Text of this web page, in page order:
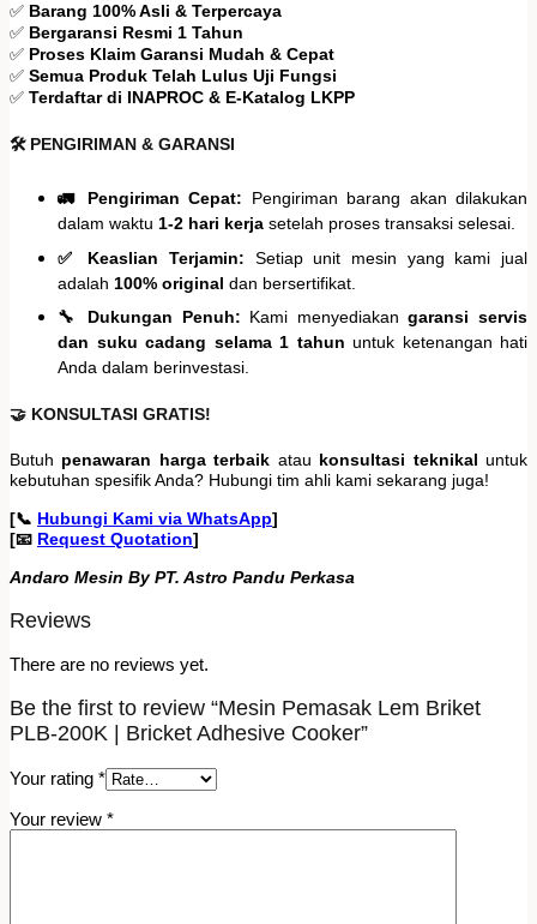
✅ Barang 100% Asli & Terpercaya
✅ Bergaransi Resmi 1 Tahun
✅ Proses Klaim Garansi Mudah & Cepat
✅ Semua Produk Telah Lulus Uji Fungsi
✅ Terdaftar di INAPROC & E-Katalog LKPP
🛠️ PENGIRIMAN & GARANSI
🚛 Pengiriman Cepat: Pengiriman barang akan dilakukan
dalam waktu 1-2 hari kerja setelah proses transaksi selesai.
✅ Keaslian Terjamin: Setiap unit mesin yang kami jual
adalah 100% original dan bersertifikat.
🔧 Dukungan Penuh: Kami menyediakangaransi servis
dan suku cadang selama 1 tahun untuk ketenangan hati
Anda dalam berinvestasi.
🤝 KONSULTASI GRATIS!
Butuh penawaran harga terbaik atau konsultasi teknikal untuk
kebutuhan spesifik Anda? Hubungi tim ahli kami sekarang juga!
[📞 Hubungi Kami via WhatsApp]
[📧 Request Quotation]
Andaro Mesin By PT. Astro Pandu Perkasa
Reviews
There are no reviews yet.
Be the first to review “Mesin Pemasak Lem Briket
PLB-200K | Bricket Adhesive Cooker”
Your rating *
Your review *